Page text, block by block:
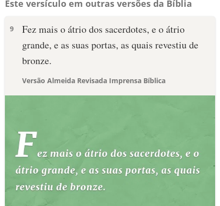
Este versículo em outras versões da Bíblia
9
Fez mais o átrio dos sacerdotes, e o átrio
grande, e as suas portas, as quais revestiu de
bronze.
Versão Almeida Revisada Imprensa Bíblica